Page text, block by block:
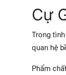
Cự
Trong
quan hệ
Phẩm